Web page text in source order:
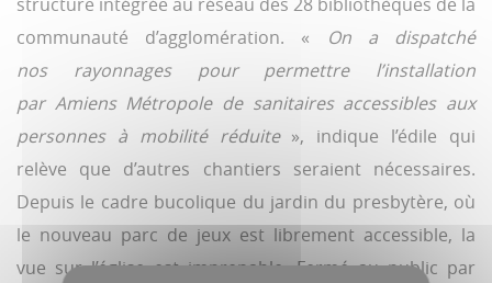
communauté d’agglomération. «
On a dispatché
nos rayonnages pour permettre l’installation
par Amiens Métropole de sanitaires accessibles aux
personnes à mobilité réduite», indique l’édile qui
relève que d’autres chantiers seraient nécessaires.
Depuis le cadre bucolique du jardin du presbytère, où
le nouveau parc de jeux est librement accessible, la
vue sur l’église est imprenable. Fermé au public par